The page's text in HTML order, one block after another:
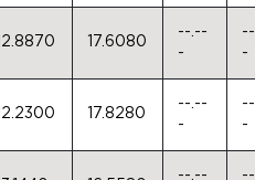
12.8870 17.6080
--.--
-
-
12.2300 17.8280
--.--
-
-
--.--